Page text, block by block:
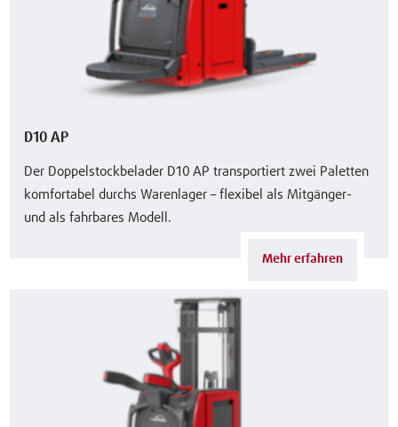
D10 AP
Der Doppelstockbelader D10 AP transportiert zwei Paletten
komfortabel durchs Warenlager – flexibel als Mitgänger-
und als fahrbares Modell.
Mehr erfahren